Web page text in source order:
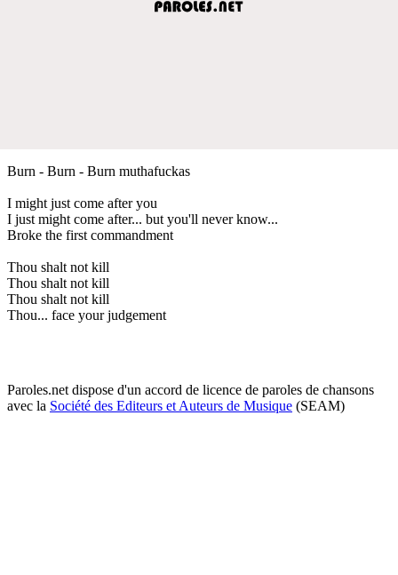
Burn - Burn - Burn muthafuckas
I might just come after you
I just might come after... but you'll never know...
Broke the first commandment
Thou shalt not kill
Thou shalt not kill
Thou shalt not kill
Thou... face your judgement
Paroles.net dispose d'un accord de licence de paroles de chansons
avec la Société des Editeurs et Auteurs de Musique (SEAM)